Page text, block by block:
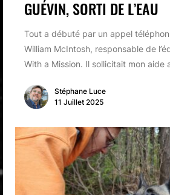
GUÉVIN, SORTI DE L’EAU
Tout a débuté par un appel
William McIntosh, responsable de
With a Mission. Il sollicitait mon aide
Stéphane Luce
11 Juillet 2025